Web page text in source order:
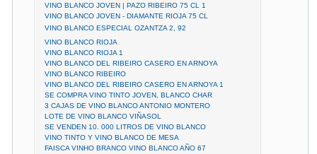
VINO BLANCO JOVEN | PAZO RIBEIRO 75 CL 1
VINO BLANCO JOVEN - DIAMANTE RIOJA 75 CL
VINO BLANCO ESPECIAL OZANTZA 2, 92 
VINO BLANCO RIOJA
VINO BLANCO RIOJA 1
VINO BLANCO DEL RIBEIRO CASERO EN ARNOYA
VINO BLANCO RIBEIRO
VINO BLANCO DEL RIBEIRO CASERO EN ARNOYA 1
SE COMPRA VINO TINTO JOVEN, BLANCO CHAR
3 CAJAS DE VINO BLANCO ANTONIO MONTERO
LOTE DE VINO BLANCO VIÑASOL
SE VENDEN 10. 000 LITROS DE VINO BLANCO
VINO TINTO Y VINO BLANCO DE MESA
FAISCA VINHO BRANCO VINO BLANCO AÑO 67